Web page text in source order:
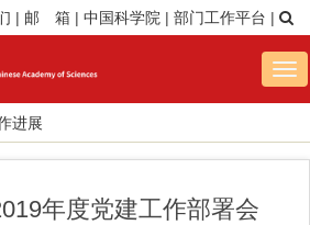
| 邮 箱 | 中国科学院 | 部门工作平台 |
进展
年度党建工作部署会